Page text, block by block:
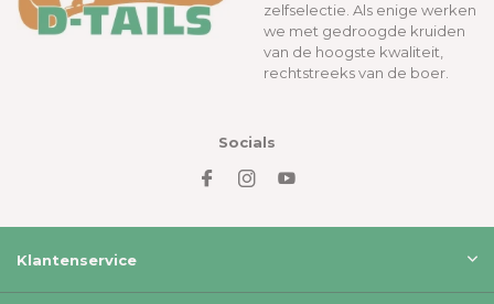
zelfselectie. Als enige werken
we met gedroogde kruiden
van de hoogste kwaliteit,
rechtstreeks van de boer.
Socials
Klantenservice